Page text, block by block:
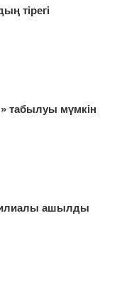
тірегі
табылуы мүмкін
ашылды